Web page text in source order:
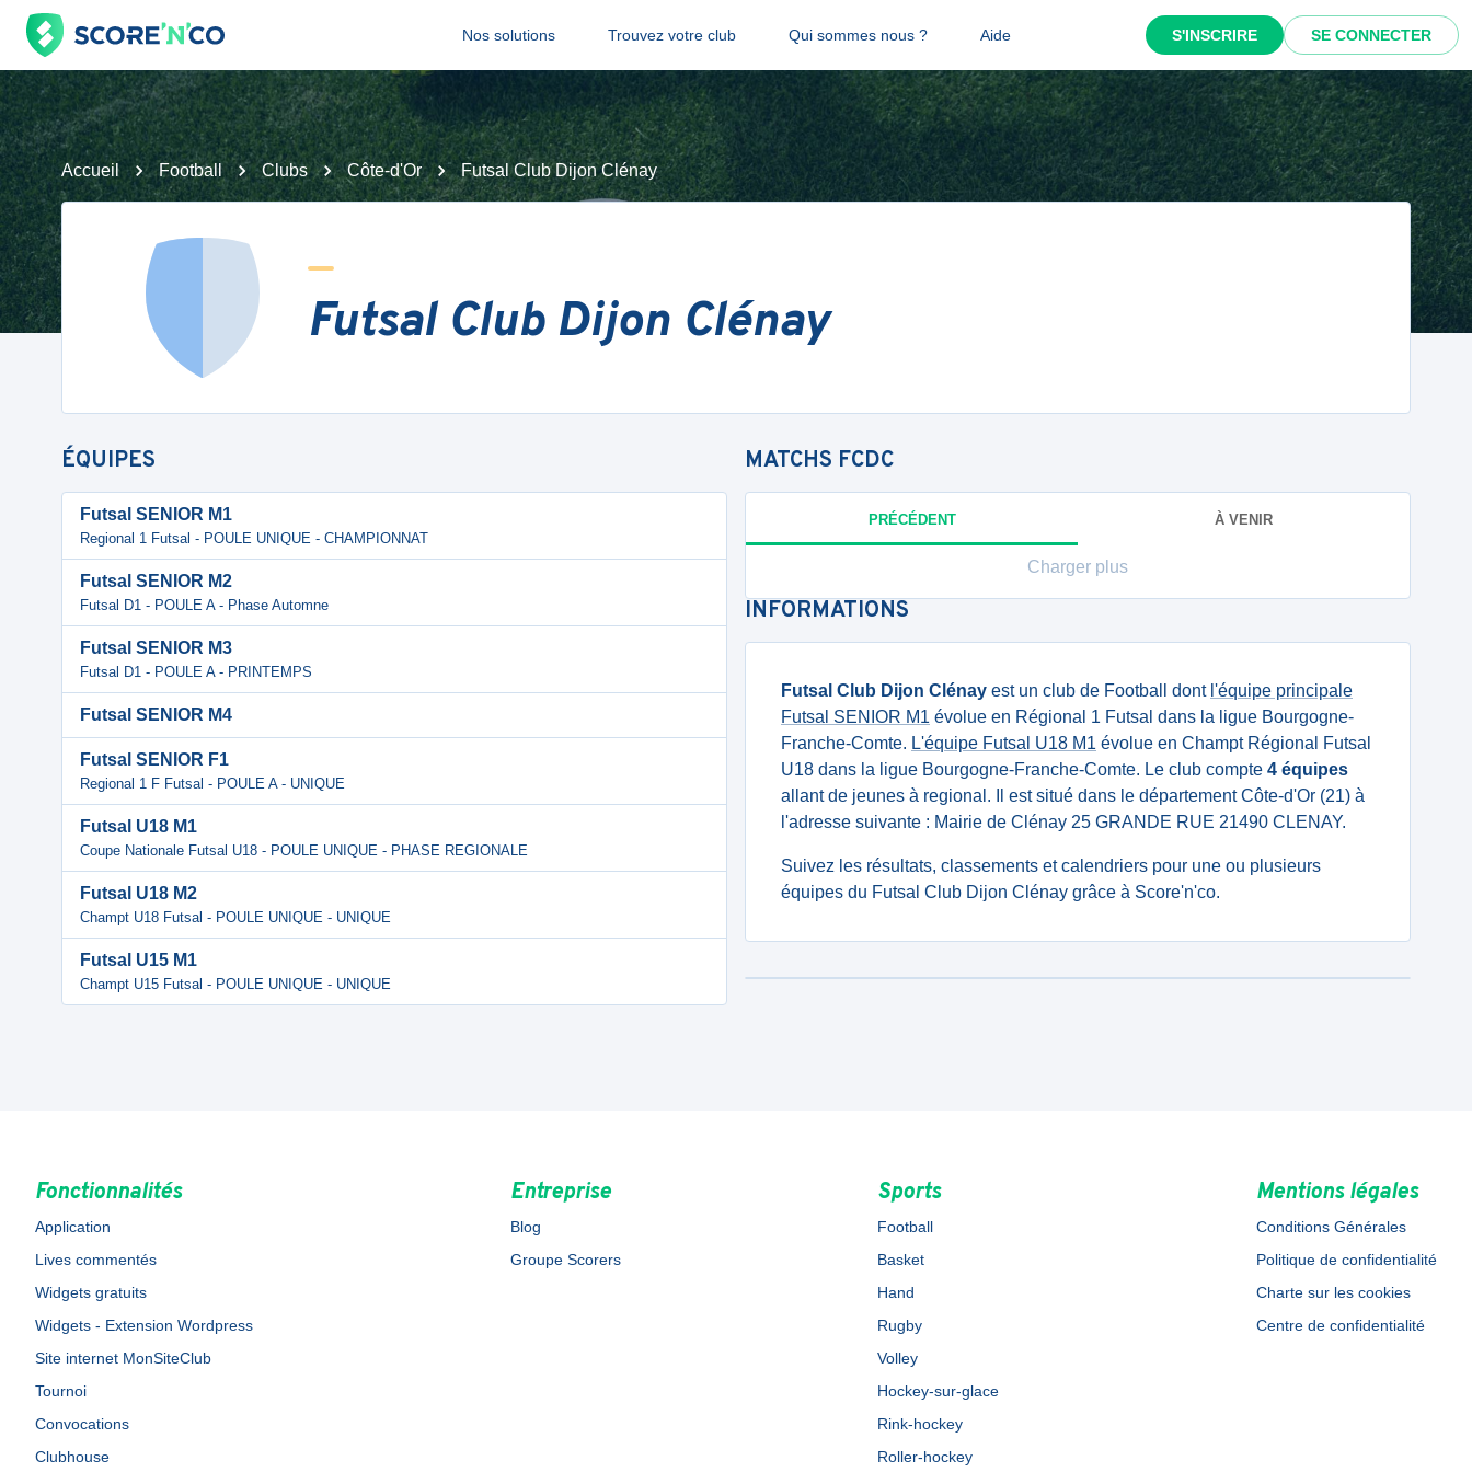
Nos solutions Trouvez votre club Qui sommes nous ? Aide S'INSCRIRE SE CONNECTER
Accueil Football Clubs Côte-d'Or Futsal Club Dijon Clénay
Futsal Club Dijon Clénay
ÉQUIPES
Futsal SENIOR M1
Regional 1 Futsal - POULE UNIQUE - CHAMPIONNAT
Futsal SENIOR M2
Futsal D1 - POULE A - Phase Automne
Futsal SENIOR M3
Futsal D1 - POULE A - PRINTEMPS
Futsal SENIOR M4
Futsal SENIOR F1
Regional 1 F Futsal - POULE A - UNIQUE
Futsal U18 M1
Coupe Nationale Futsal U18 - POULE UNIQUE - PHASE REGIONALE
Futsal U18 M2
Champt U18 Futsal - POULE UNIQUE - UNIQUE
Futsal U15 M1
Champt U15 Futsal - POULE UNIQUE - UNIQUE
MATCHS FCDC
PRÉCÉDENT À VENIR
Charger plus
INFORMATIONS
Futsal Club Dijon Clénay est un club de Football dont l'équipe principale
Futsal SENIOR M1 évolue en Régional 1 Futsal dans la ligue Bourgogne-
Franche-Comte. L'équipe Futsal U18 M1 évolue en Champt Régional Futsal
U18 dans la ligue Bourgogne-Franche-Comte. Le club compte 4 équipes
allant de jeunes à regional. Il est situé dans le département Côte-d'Or (21) à
l'adresse suivante : Mairie de Clénay 25 GRANDE RUE 21490 CLENAY.
Suivez les résultats, classements et calendriers pour une ou plusieurs
équipes du Futsal Club Dijon Clénay grâce à Score'n'co.
Fonctionnalités
Application
Lives commentés
Widgets gratuits
Widgets - Extension Wordpress
Site internet MonSiteClub
Tournoi
Convocations
Clubhouse
Entreprise
Blog
Groupe Scorers
Sports
Football
Basket
Hand
Rugby
Volley
Hockey-sur-glace
Rink-hockey
Roller-hockey
Mentions légales
Conditions Générales
Politique de confidentialité
Charte sur les cookies
Centre de confidentialité